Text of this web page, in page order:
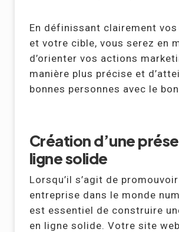
En définissant clairement
et votre cible, vous serez en
d’orienter vos actions
manière plus précise et
bonnes personnes avec le
Création d’une
ligne solide
Lorsqu’il s’agit de
entreprise dans le monde
est essentiel de construire
en ligne solide. Votre site